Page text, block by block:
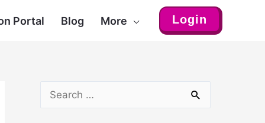
Portal Blog More Login